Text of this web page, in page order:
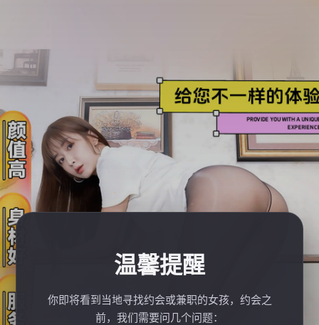
温馨提醒
你即将看到当地寻找约会或兼职的女孩，约会之
前，我们需要问几个问题：